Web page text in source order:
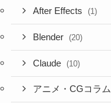
After Effects (1)
Blender (20)
Claude (10)
アニメ・CGコラム